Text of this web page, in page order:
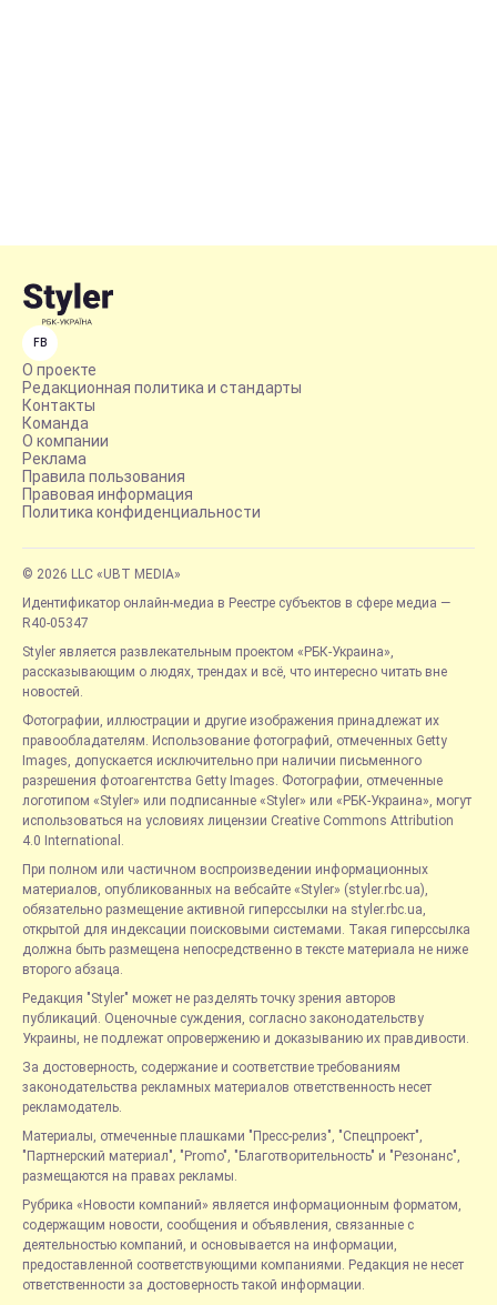
FB
О проекте
Редакционная политика и стандарты
Контакты
Команда
О компании
Реклама
Правила пользования
Правовая информация
Политика конфиденциальности
© 2026 LLC «UBT MEDIA»
Идентификатор онлайн-медиа в Реестре субъектов в сфере медиа —
R40-05347
Styler является развлекательным проектом «РБК-Украина»,
рассказывающим о людях, трендах и всё, что интересно читать вне
новостей.
Фотографии, иллюстрации и другие изображения принадлежат их
правообладателям. Использование фотографий, отмеченных Getty
Images, допускается исключительно при наличии письменного
разрешения фотоагентства Getty Images. Фотографии, отмеченные
логотипом «Styler» или подписанные «Styler» или «РБК-Украина», могут
использоваться на условиях лицензии Creative Commons Attribution
4.0 International.
При полном или частичном воспроизведении информационных
материалов, опубликованных на вебсайте «Styler» (styler.rbc.ua),
обязательно размещение активной гиперссылки на styler.rbc.ua,
открытой для индексации поисковыми системами. Такая гиперссылка
должна быть размещена непосредственно в тексте материала не ниже
второго абзаца.
Редакция "Styler" может не разделять точку зрения авторов
публикаций. Оценочные суждения, согласно законодательству
Украины, не подлежат опровержению и доказыванию их правдивости.
За достоверность, содержание и соответствие требованиям
законодательства рекламных материалов ответственность несет
рекламодатель.
Материалы, отмеченные плашками "Пресс-релиз", "Спецпроект",
"Партнерский материал", "Promo", "Благотворительность" и "Резонанс",
размещаются на правах рекламы.
Рубрика «Новости компаний» является информационным форматом,
содержащим новости, сообщения и объявления, связанные с
деятельностью компаний, и основывается на информации,
предоставленной соответствующими компаниями. Редакция не несет
ответственности за достоверность такой информации.